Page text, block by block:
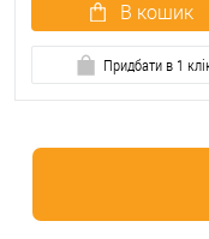
В кошик
Придбати в 1